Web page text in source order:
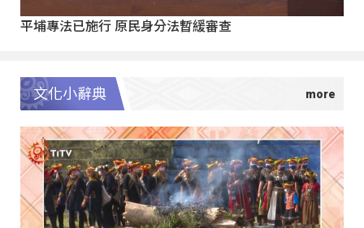
平埔專法已施行 原民身分法暫緩審查
文化小辭典